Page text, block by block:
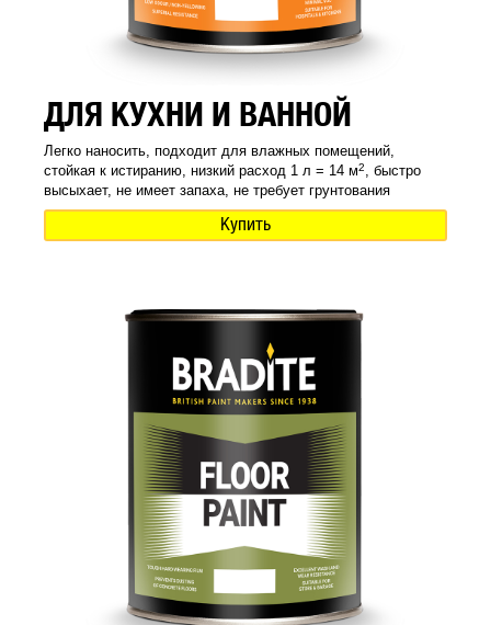
ДЛЯ КУХНИ И ВАННОЙ
Легко наносить, подходит для влажных помещений,
стойкая к истиранию, низкий расход 1 л = 14 м2, быстро
высыхает, не имеет запаха, не требует грунтования
Купить